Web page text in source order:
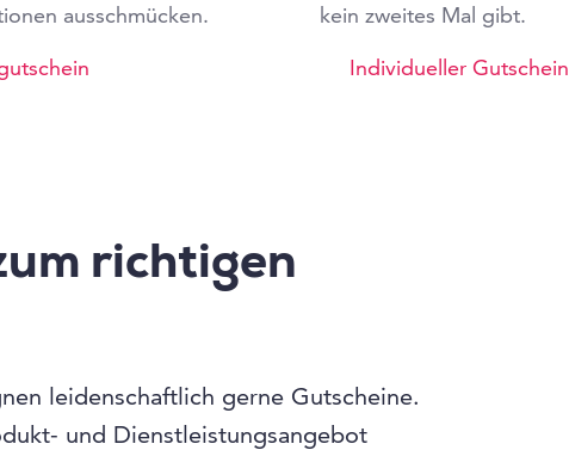
ausschmücken.
kein zweites Mal gibt.
Individueller Gutschein
richtigen
leidenschaftlich gerne Gutscheine.
und Dienstleistungsangebot